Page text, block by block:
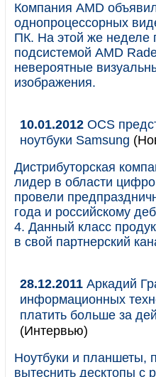
Компания AMD
однопроцессорных
ПК. На этой же неделе
подсистемой AMD
невероятные
изображения.
10.01.2012 OCS
ноутбуки Samsung
Дистрибуторская
лидер в области
провели
года и российскому
4. Данный класс
в свой партнерский
28.12.2011 Аркадий
информационных
платить больше за
(Интервью)
Ноутбуки и планшеты,
вытеснить десктопы с